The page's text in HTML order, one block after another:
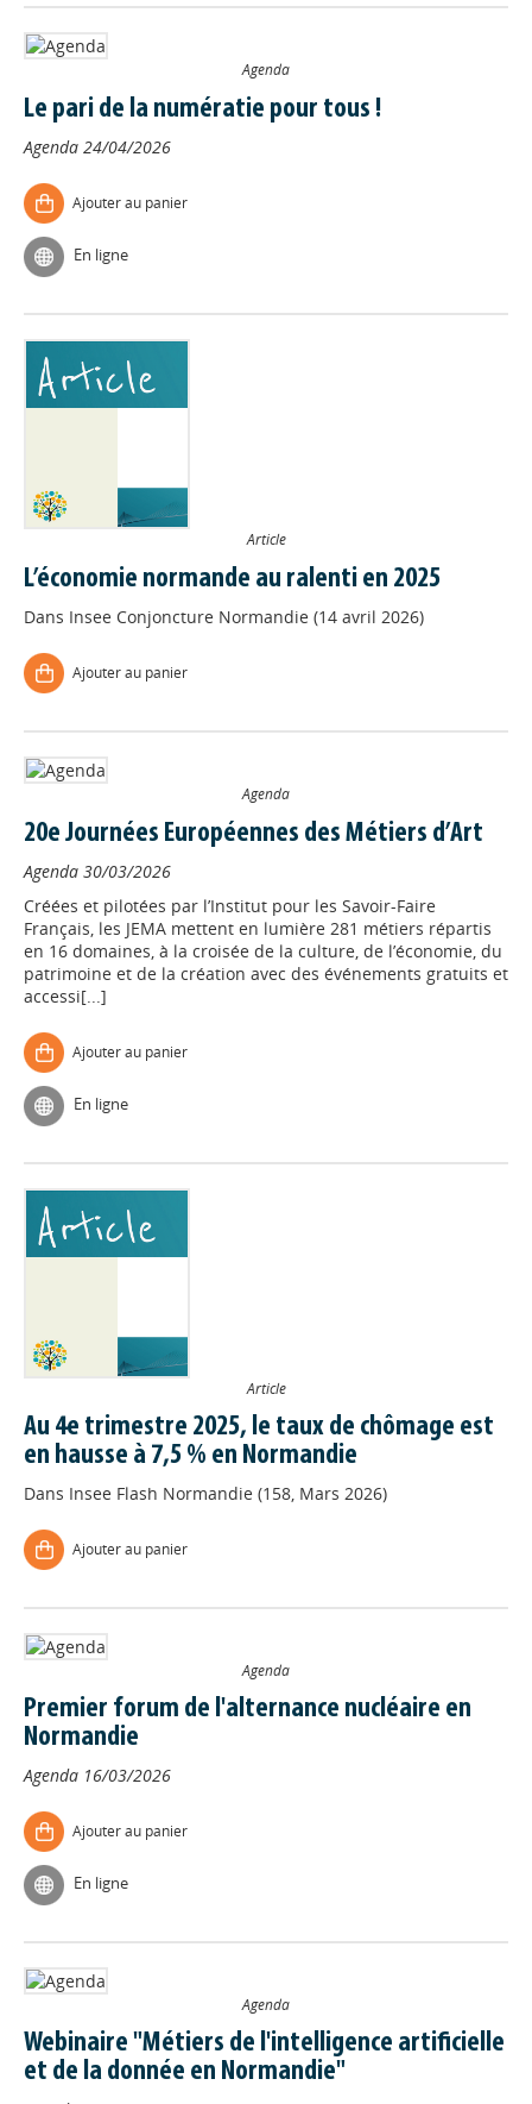
Agenda
Le pari de la numératie pour tous !
Agenda 24/04/2026
Ajouter au panier
En ligne
Article
L’économie normande au ralenti en 2025
Dans Insee Conjoncture Normandie (14 avril 2026)
Ajouter au panier
Agenda
20e Journées Européennes des Métiers d’Art
Agenda 30/03/2026
Créées et pilotées par l’Institut pour les Savoir-Faire
Français, les JEMA mettent en lumière 281 métiers répartis
en 16 domaines, à la croisée de la culture, de l’économie, du
patrimoine et de la création avec des événements gratuits et
accessi[...]
Ajouter au panier
En ligne
Article
Au 4e trimestre 2025, le taux de chômage est
en hausse à 7,5 % en Normandie
Dans Insee Flash Normandie (158, Mars 2026)
Ajouter au panier
Agenda
Premier forum de l'alternance nucléaire en
Normandie
Agenda 16/03/2026
Ajouter au panier
En ligne
Agenda
Webinaire "Métiers de l'intelligence artificielle
et de la donnée en Normandie"